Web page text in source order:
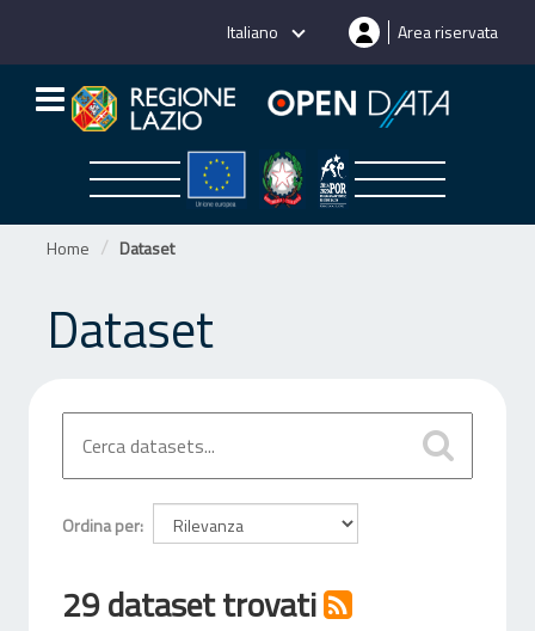
Italiano Area riservata
Home Dataset
Dataset
Ordina per
29 dataset trovati